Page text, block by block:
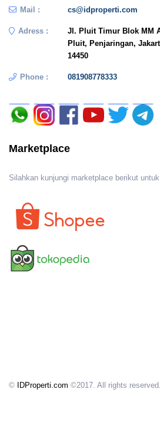
Mail : cs@idproperti.com
Adress :
Jl. Pluit Timur Blok MM
Pluit, Penjaringan,
14450
Phone : 081908778333
Marketplace
Silahkan kunjungi marketplace berikut
© IDProperti.com ©2017. All rights reserved.